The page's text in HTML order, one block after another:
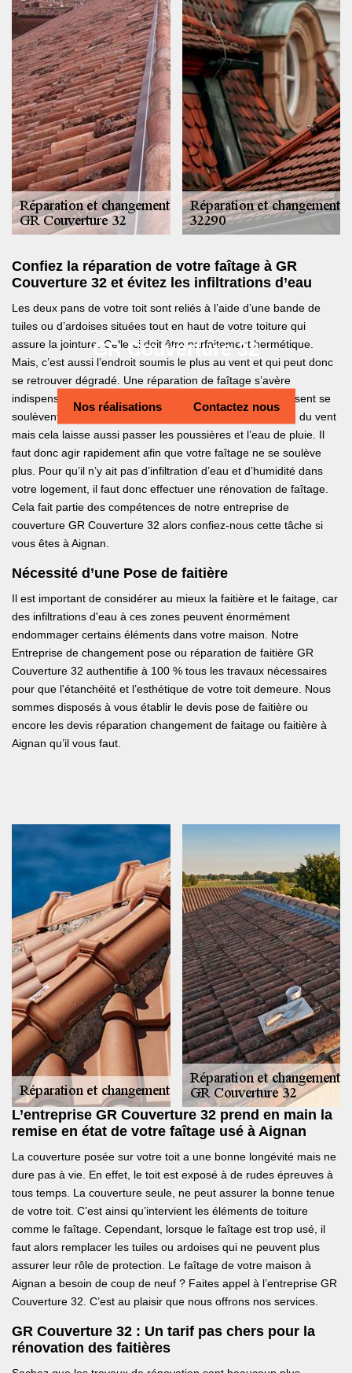
GR Couverture 32
Nos réalisations Contactez nous
Confiez la réparation de votre faîtage à GR
Couverture 32 et évitez les infiltrations d’eau
Les deux pans de votre toit sont reliés à l’aide d’une bande de
tuiles ou d’ardoises situées tout en haut de votre toiture qui
assure la jointure. Celle-ci doit être parfaitement hermétique.
Mais, c’est aussi l’endroit soumis le plus au vent et qui peut donc
se retrouver dégradé. Une réparation de faîtage s’avère
indispensable lorsque les tuiles ou ardoises qui le composent se
soulèvent. En effet, il arrive que cela se produise à cause du vent
mais cela laisse aussi passer les poussières et l’eau de pluie. Il
faut donc agir rapidement afin que votre faîtage ne se soulève
plus. Pour qu’il n’y ait pas d’infiltration d’eau et d’humidité dans
votre logement, il faut donc effectuer une rénovation de faîtage.
Cela fait partie des compétences de notre entreprise de
couverture GR Couverture 32 alors confiez-nous cette tâche si
vous êtes à Aignan.
Nécessité d’une Pose de faitière
Il est important de considérer au mieux la faitière et le faitage, car
des infiltrations d'eau à ces zones peuvent énormément
endommager certains éléments dans votre maison. Notre
Entreprise de changement pose ou réparation de faitière GR
Couverture 32 authentifie à 100 % tous les travaux nécessaires
pour que l'étanchéité et l’esthétique de votre toit demeure. Nous
sommes disposés à vous établir le devis pose de faitière ou
encore les devis réparation changement de faitage ou faitière à
Aignan qu’il vous faut.
L’entreprise GR Couverture 32 prend en main la
remise en état de votre faîtage usé à Aignan
La couverture posée sur votre toit a une bonne longévité mais ne
dure pas à vie. En effet, le toit est exposé à de rudes épreuves à
tous temps. La couverture seule, ne peut assurer la bonne tenue
de votre toit. C’est ainsi qu’intervient les éléments de toiture
comme le faîtage. Cependant, lorsque le faîtage est trop usé, il
faut alors remplacer les tuiles ou ardoises qui ne peuvent plus
assurer leur rôle de protection. Le faîtage de votre maison à
Aignan a besoin de coup de neuf ? Faites appel à l’entreprise GR
Couverture 32. C’est au plaisir que nous offrons nos services.
GR Couverture 32 : Un tarif pas chers pour la
rénovation des faitières